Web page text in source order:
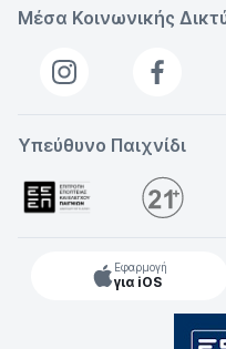
Μέσα Κοινωνικής
Υπεύθυνο Παιχνίδι
Εφαρμογή
για iOS